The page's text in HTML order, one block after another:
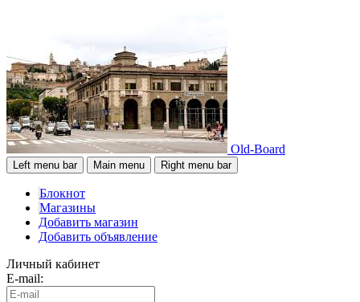
Old-Board
Left menu bar Main menu Right menu bar
Блокнот
Магазины
Добавить магазин
Добавить объявление
Личный кабинет
E-mail: